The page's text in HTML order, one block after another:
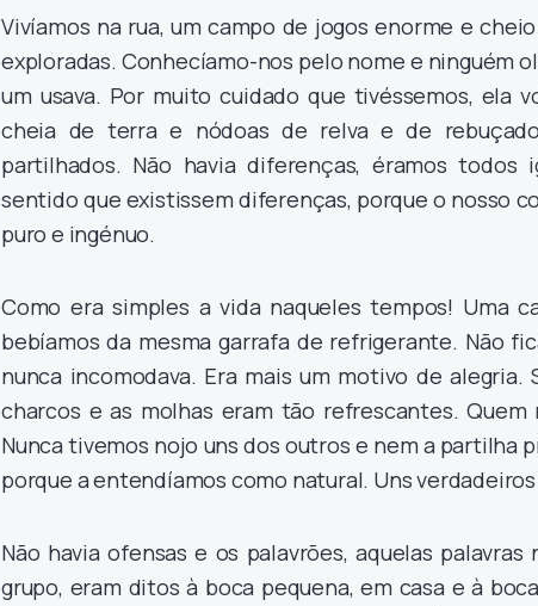
Vivíamos na rua, um campo de jogos enorme e
exploradas. Conhecíamo-nos pelo nome e ninguém
um usava. Por muito cuidado que tivéssemos, ela
cheia de terra e nódoas de relva e de
partilhados. Não havia diferenças, éramos todos
sentido que existissem diferenças, porque o nosso
puro e ingénuo.
Como era simples a vida naqueles tempos! Uma
bebíamos da mesma garrafa de refrigerante. Não
nunca incomodava. Era mais um motivo de alegria.
charcos e as molhas eram tão refrescantes. Quem
Nunca tivemos nojo uns dos outros e nem a partilha
porque a entendíamos como natural. Uns
Não havia ofensas e os palavrões, aquelas
grupo, eram ditos à boca pequena, em casa e à